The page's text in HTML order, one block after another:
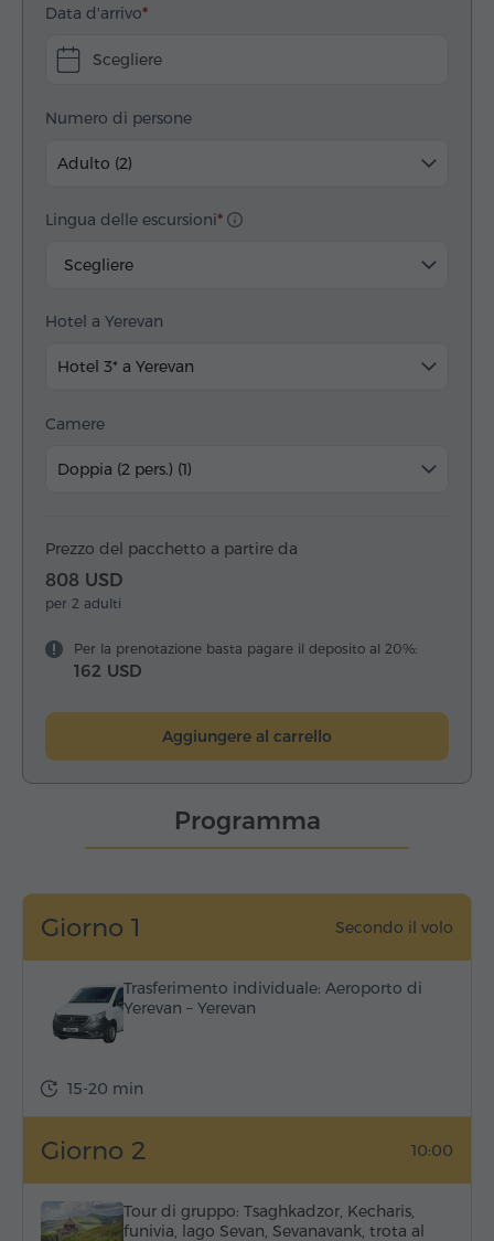
Data d'arrivo
Scegliere
Numero di persone
Adulto (2)
Lingua delle escursioni
Scegliere
Hotel a Yerevan
Hotel 3* a Yerevan
Camere
Doppia (2 pers.) (1)
Prezzo del pacchetto a partire da
808 USD
per 2 adulti
Per la prenotazione basta pagare il deposito al 20%:
162 USD
Aggiungere al carrello
Programma
Giorno 1 Secondo il volo
Trasferimento individuale: Aeroporto di
Yerevan – Yerevan
15-20 min
Giorno 2 10:00
Tour di gruppo: Tsaghkadzor, Kecharis,
funivia, lago Sevan, Sevanavank, trota al